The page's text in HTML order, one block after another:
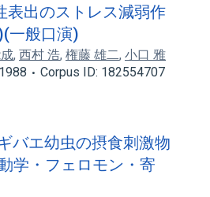
表出のストレス減弱作
一般口演)
, 西村 浩, 権藤 雄二, 小口 雅
1988 Corpus ID: 182554707
バエ幼虫の摂食刺激物
学・フェロモン・寄